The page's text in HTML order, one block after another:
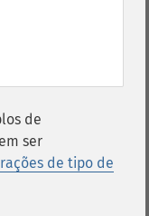
de
ser
de tipo de